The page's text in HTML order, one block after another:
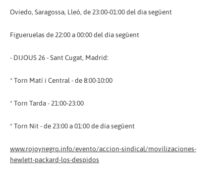
Oviedo, Saragossa, Lleó, de 23:00-01:00 del dia següent
Figueruelas de 22:00 a 00:00 del dia següent
- DIJOUS 26 - Sant Cugat, Madrid:
* Torn Matí i Central - de 8:00-10:00
* Torn Tarda - 21:00-23:00
* Torn Nit - de 23:00 a 01:00 de dia següent
www.rojoynegro.info/evento/accion-sindical/movilizaciones-
hewlett-packard-los-despidos